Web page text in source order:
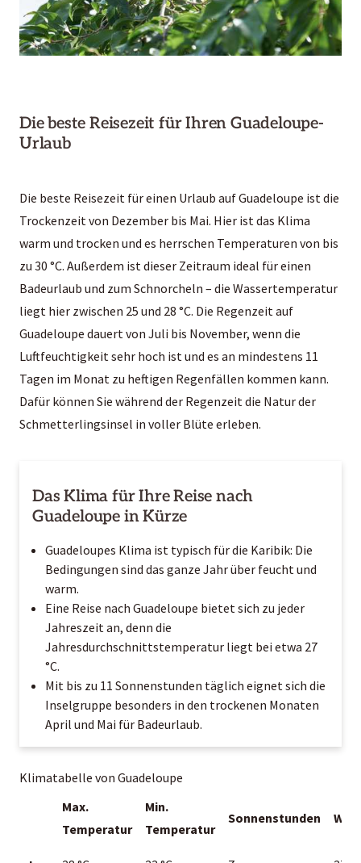
Die beste Reisezeit für Ihren Guadeloupe-
Urlaub
Die beste Reisezeit für einen Urlaub auf Guadeloupe ist die
Trockenzeit von Dezember bis Mai. Hier ist das Klima
warm und trocken und es herrschen Temperaturen von bis
zu 30 °C. Außerdem ist dieser Zeitraum ideal für einen
Badeurlaub und zum Schnorcheln – die Wassertemperatur
liegt hier zwischen 25 und 28 °C. Die Regenzeit auf
Guadeloupe dauert von Juli bis November, wenn die
Luftfeuchtigkeit sehr hoch ist und es an mindestens 11
Tagen im Monat zu heftigen Regenfällen kommen kann.
Dafür können Sie während der Regenzeit die Natur der
Schmetterlingsinsel in voller Blüte erleben.
Das Klima für Ihre Reise nach
Guadeloupe in Kürze
Guadeloupes Klima ist typisch für die Karibik: Die
Bedingungen sind das ganze Jahr über feucht und
warm.
Eine Reise nach Guadeloupe bietet sich zu jeder
Jahreszeit an, denn die
Jahresdurchschnittstemperatur liegt bei etwa 27
°C.
Mit bis zu 11 Sonnenstunden täglich eignet sich die
Inselgruppe besonders in den trockenen Monaten
April und Mai für Badeurlaub.
Klimatabelle von Guadeloupe
Max.
Temperatur
Min.
Temperatur
Sonnenstunden